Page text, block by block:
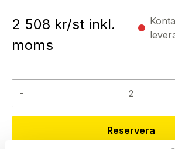
2 508 kr/st inkl.
moms
-
Reservera